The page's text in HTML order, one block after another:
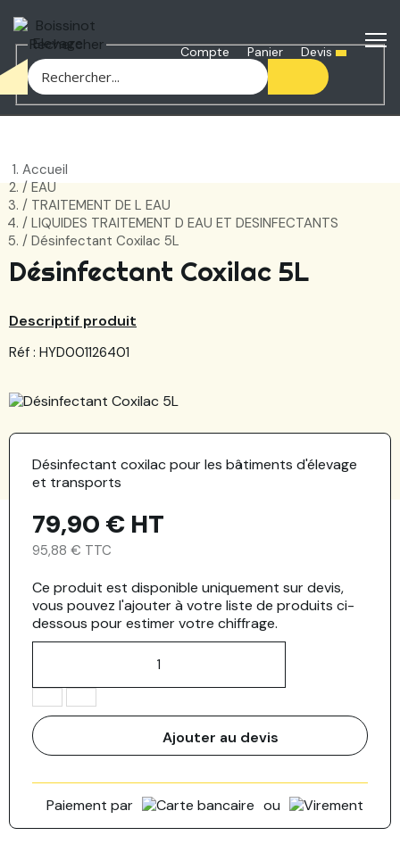
Rechercher Compte Panier Devis
Accueil
EAU
TRAITEMENT DE L EAU
LIQUIDES TRAITEMENT D EAU ET DESINFECTANTS
Désinfectant Coxilac 5L
Désinfectant Coxilac 5L
Descriptif produit
Réf : HYD001126401
Désinfectant coxilac pour les bâtiments d'élevage
et transports
79,90 € HT
95,88 € TTC
Ce produit est disponible uniquement sur devis,
vous pouvez l'ajouter à votre liste de produits ci-
dessous pour estimer votre chiffrage.
Ajouter au devis
Paiement par ou